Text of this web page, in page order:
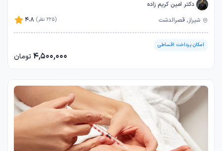
دکتر امین کریم زاده
4.8
(225 نظر) شیراز, قصرالدشت
امکان پرداخت اقساطی
4,500,000تومان